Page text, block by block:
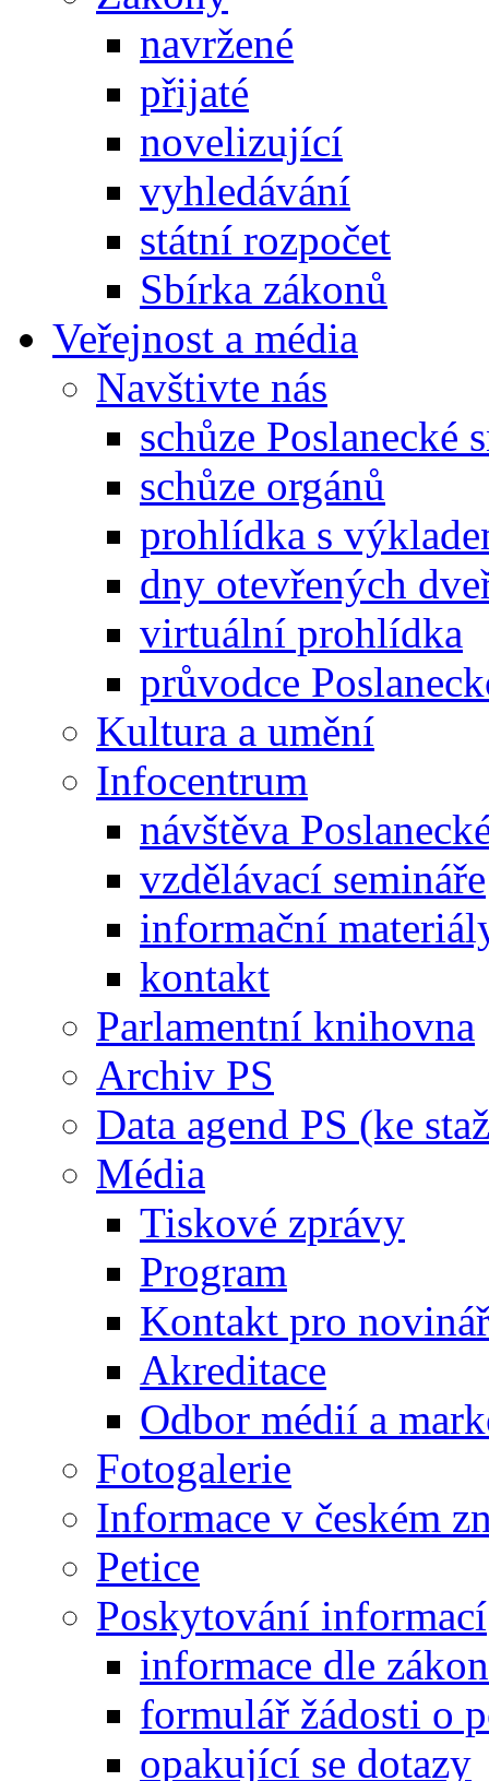
navržené
přijaté
novelizující
vyhledávání
státní rozpočet
Sbírka zákonů
Veřejnost a média
Navštivte nás
schůze Poslanecké
schůze orgánů
prohlídka s
dny otevřených
virtuální prohlídka
průvodce
Kultura a umění
Infocentrum
návštěva
vzdělávací semináře
informační
kontakt
Parlamentní knihovna
Archiv PS
Data agend PS (ke
Média
Tiskové zprávy
Program
Kontakt pro
Akreditace
Odbor médií a
Fotogalerie
Informace v českém
Petice
Poskytování informací
informace dle
formulář žádosti o
opakující se dotazy